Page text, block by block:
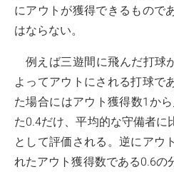
にアウトが獲得できるもので
はならない。
例えば三遊間に飛んだ打球
よってアウトにされる打球で
た場合にはアウト獲得数1か
た0.4だけ、平均的な守備者
として評価される。逆にアウ
れたアウト獲得数である0.6の